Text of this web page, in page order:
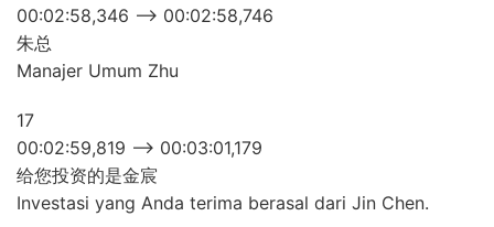
00:02:58,346 –> 00:02:58,746
朱总
Manajer Umum Zhu
17
00:02:59,819 –> 00:03:01,179
给您投资的是金宸
Investasi yang Anda terima berasal dari Jin Chen.